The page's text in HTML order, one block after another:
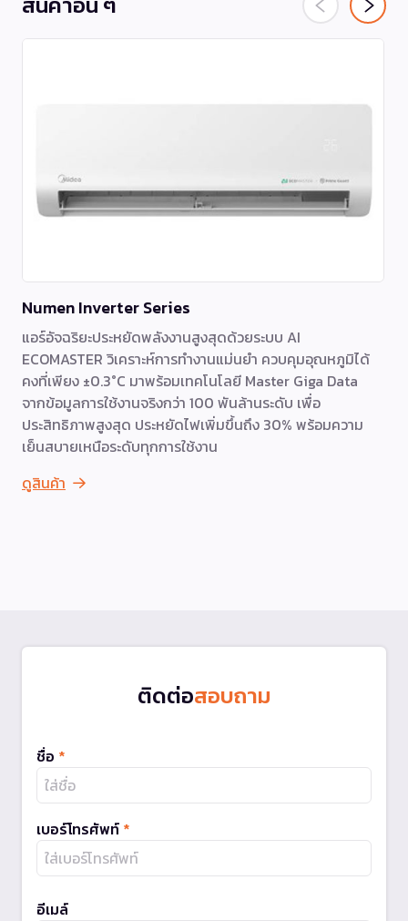
Numen Inverter Series
แอร์อัจฉริยะประหยัดพลังงานสูงสุดด้วยระบบ AI
ECOMASTER วิเคราะห์การทำงานแม่นยำ ควบคุมอุณหภูมิได้
คงที่เพียง ±0.3°C มาพร้อมเทคโนโลยี Master Giga Data
จากข้อมูลการใช้งานจริงกว่า 100 พันล้านระดับ เพื่อ
ประสิทธิภาพสูงสุด ประหยัดไฟเพิ่มขึ้นถึง 30% พร้อมความ
เย็นสบายเหนือระดับทุกการใช้งาน
ดูสินค้า
ติดต่อสอบถาม
ชื่อ *
เบอร์โทรศัพท์ *
อีเมล์